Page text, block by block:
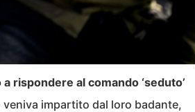
rispondere al comando ‘seduto’
impartito dal loro badante,